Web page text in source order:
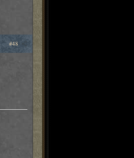
#48